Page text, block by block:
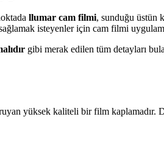
llumar cam filmi, sunduğu üstün
isteyenler için cam filmi
gibi merak edilen tüm detayları
yüksek kaliteli bir film